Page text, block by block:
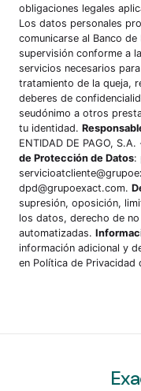
obligaciones legales
Los datos personales
comunicarse al Banco
supervisión conforme a
servicios necesarios
tratamiento de la queja,
deberes de
seudónimo a otros
tu identidad.
ENTIDAD DE PAGO, S.A.
de Protección de Datos:
dpd@grupoexact.com.
supresión, oposición,
los datos, derecho de
automatizadas.
información adicional y
en Política de Privacidad